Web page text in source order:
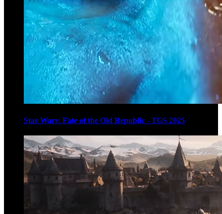
Star Wars: Fate of the Old Republic - TGS 2025